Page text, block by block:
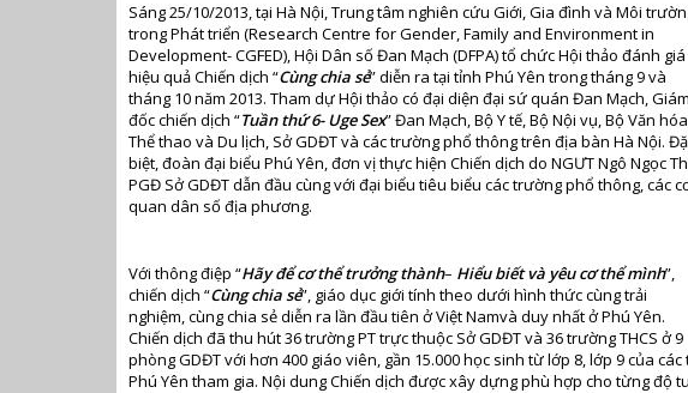
Sáng 25/10/2013, tại Hà Nội, Trung tâm nghiên cứu Giới, Gia đình và Môi
trong Phát triển (Research Centre for Gender, Family and Environment in
Development- CGFED), Hội Dân số Đan Mạch (DFPA) tổ chức Hội thảo đánh giá
hiệu quả Chiến dịch “Cùng chia sẻ” diễn ra tại tỉnh Phú Yên trong tháng 9 và
tháng 10 năm 2013. Tham dự Hội thảo có đại diện đại sứ quán Đan Mạch, Giám
đốc chiến dịch “Tuần thứ 6- Uge Sex” Đan Mạch, Bộ Y tế, Bộ Nội vụ, Bộ Văn
Thể thao và Du lịch, Sở GDĐT và các trường phổ thông trên địa bàn Hà Nội.
biệt, đoàn đại biểu Phú Yên, đơn vị thực hiện Chiến dịch do NGƯT Ngô Ngọc
PGĐ Sở GDĐT dẫn đầu cùng với đại biểu tiêu biểu các trường phổ thông, các
quan dân số địa phương.
Với thông điệp “Hãy để cơ thể trưởng thành– Hiểu biết và yêu cơ thể mình”,
chiến dịch “Cùng chia sẻ”, giáo dục giới tính theo dưới hình thức cùng trải
nghiệm, cùng chia sẻ diễn ra lần đầu tiên ở Việt Namvà duy nhất ở Phú Yên.
Chiến dịch đã thu hút 36 trường PT trực thuộc Sở GDĐT và 36 trường THCS ở 9
phòng GDĐT với hơn 400 giáo viên, gần 15.000 học sinh từ lớp 8, lớp 9 của
Phú Yên tham gia. Nội dung Chiến dịch được xây dựng phù hợp cho từng độ